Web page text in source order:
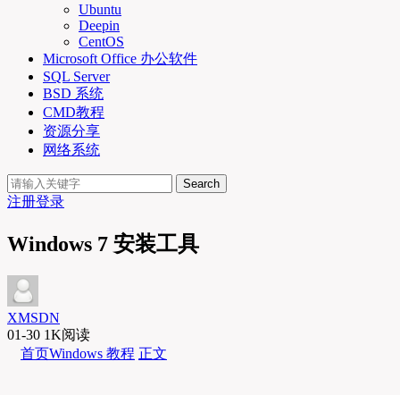
Ubuntu
Deepin
CentOS
Microsoft Office 办公软件
SQL Server
BSD 系统
CMD教程
资源分享
网络系统
Search
注册登录
Windows 7 安装工具
XMSDN
01-30 1K阅读
首页Windows 教程 正文